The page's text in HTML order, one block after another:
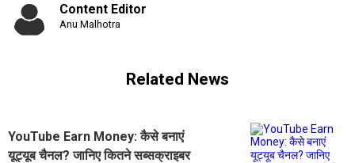
Content Editor
Anu Malhotra
Related News
YouTube Earn Money: कैसे बनाएं
यूट्यूब चैनल? जानिए कितने सब्सक्राइबर